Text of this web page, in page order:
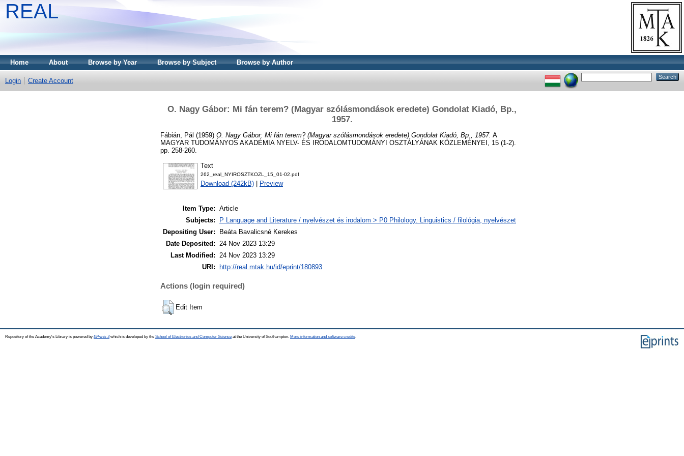
REAL
Home About Browse by Year Browse by Subject Browse by Author
Login Create Account
O. Nagy Gábor: Mi fán terem? (Magyar szólásmondások eredete) Gondolat Kiadó, Bp.,
1957.
Fábián, Pál (1959) O. Nagy Gábor: Mi fán terem? (Magyar szólásmondások eredete) Gondolat Kiadó, Bp., 1957. A
MAGYAR TUDOMÁNYOS AKADÉMIA NYELV- ÉS IRODALOMTUDOMÁNYI OSZTÁLYÁNAK KÖZLEMÉNYEI, 15 (1-2).
pp. 258-260.
Text
262_real_NYIROSZTKOZL_15_01-02.pdf
Download (242kB) Preview
Item Type: Article
Subjects:
P Language and Literature / nyelvészet és irodalom > P0 Philology. Linguistics / filológia, nyelvészet
Depositing User:
Beáta Bavalicsné Kerekes
Date Deposited: 24 Nov 2023 13:29
Last Modified: 24 Nov 2023 13:29
URI:
http://real.mtak.hu/id/eprint/180893
Actions (login required)
Edit Item
Repository of the Academy's Library is powered by EPrints 3which is developed by the School of Electronics and Computer Science at the University of Southampton. More information and software credits